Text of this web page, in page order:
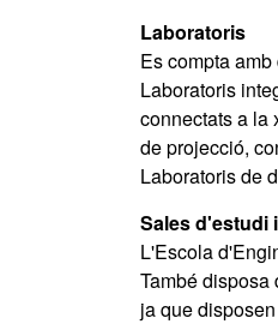
Laboratoris
Es compta
Laboratoris
connectats a la
de projecció,
Laboratoris de
Sales d'estudi
L'Escola
També
ja que